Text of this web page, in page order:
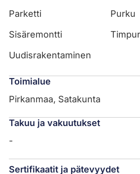
Parketti
Purku
Sisäremontti
Uudisrakentaminen
Toimialue
Pirkanmaa, Satakunta
Takuu ja vakuutukset
-
Sertifikaatit ja pätevyydet